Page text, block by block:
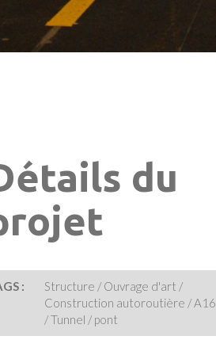
du
:
Structure / Ouvrage d'art /
Construction autoroutière / A16
/ Tunnel / pont